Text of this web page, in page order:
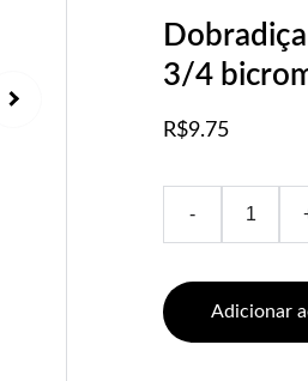
3/4
R$9.75
-
Adicionar